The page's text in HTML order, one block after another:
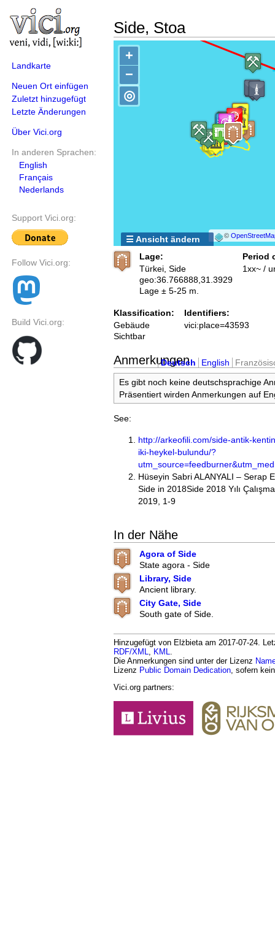
Landkarte
Neuen Ort einfügen
Zuletzt hinzugefügt
Letzte Änderungen
Über Vici.org
In anderen Sprachen:
English
Français
Nederlands
Support Vici.org:
Follow Vici.org:
Build Vici.org:
Side, Stoa
+
−
©
◎
☰ Ansicht ändern
Lage:
Türkei, Side
geo:36.766888,31.3929
Lage ± 5-25 m.
Period
1xx~ /
Klassification:
Gebäude
Sichtbar
Identifiers:
vici:place=43593
Anmerkungen
Deutsch English
Es gibt noch keine deutschsprachige
Präsentiert wirden Anmerkungen auf
See:
http://arkeofili.com/side-antik-
iki-heykel-bulundu/?
Hüseyin Sabri ALANYALI – Serap
Side in 2018Side 2018 Yılı
2019, 1-9
In der Nähe
Agora of Side
State agora - Side
Library, Side
Ancient library.
City Gate, Side
South gate of Side.
Hinzugefügt von Elżbieta am 2017-07-24.
RDF/XML
KML
Die Anmerkungen sind unter der Lizenz
Lizenz Public Domain Dedication , sofern
Vici.org partners: